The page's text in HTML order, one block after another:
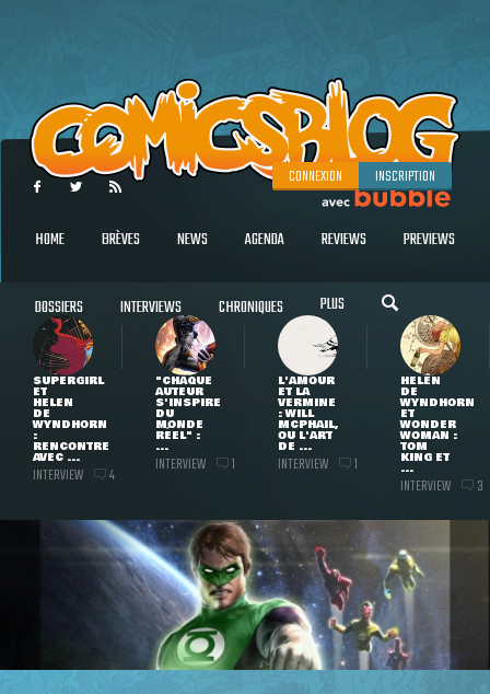
CONNEXION INSCRIPTION
HOME BRÈVES NEWS AGENDA REVIEWS PREVIEWS
DOSSIERS INTERVIEWS CHRONIQUES PLUS
SUPERGIRL
ET
HELEN
DE
WYNDHORN
:
RENCONTRE
AVEC ...
INTERVIEW 4
"CHAQUE
AUTEUR
S'INSPIRE
DU
MONDE
RÉEL" :
...
INTERVIEW 1
L'AMOUR
ET LA
VERMINE
: WILL
MCPHAIL,
OU L'ART
DE ...
INTERVIEW 1
HELEN
DE
WYNDHORN
ET
WONDER
WOMAN :
TOM
KING ET
...
INTERVIEW 3